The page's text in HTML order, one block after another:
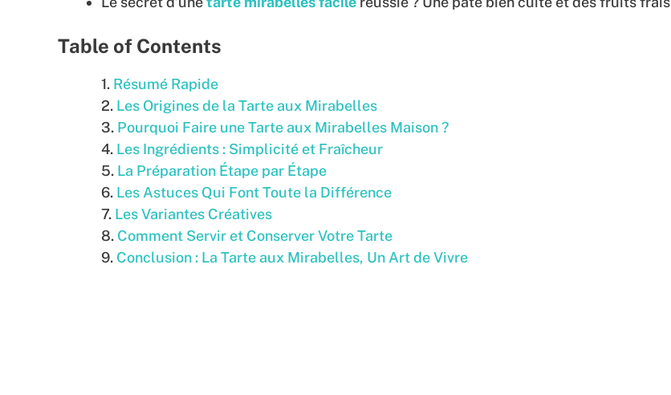
Table of Contents
Résumé Rapide
Les Origines de la Tarte aux Mirabelles
Pourquoi Faire une Tarte aux Mirabelles Maison ?
Les Ingrédients : Simplicité et Fraîcheur
La Préparation Étape par Étape
Les Astuces Qui Font Toute la Différence
Les Variantes Créatives
Comment Servir et Conserver Votre Tarte
Conclusion : La Tarte aux Mirabelles, Un Art de Vivre